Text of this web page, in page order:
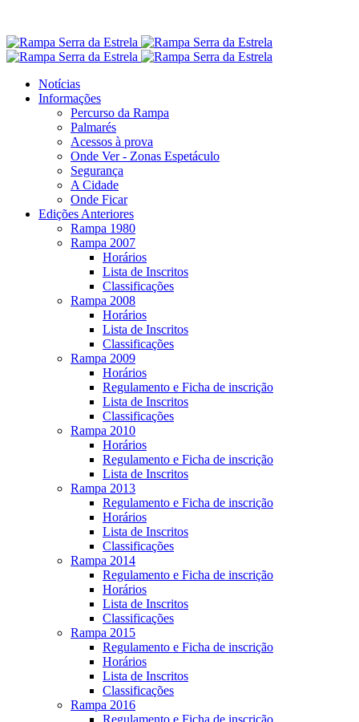
Notícias
Informações
Percurso da Rampa
Palmarés
Acessos à prova
Onde Ver - Zonas Espetáculo
Segurança
A Cidade
Onde Ficar
Edições Anteriores
Rampa 1980
Rampa 2007
Horários
Lista de Inscritos
Classificações
Rampa 2008
Horários
Lista de Inscritos
Classificações
Rampa 2009
Horários
Regulamento e Ficha de inscrição
Lista de Inscritos
Classificações
Rampa 2010
Horários
Regulamento e Ficha de inscrição
Lista de Inscritos
Rampa 2013
Regulamento e Ficha de inscrição
Horários
Lista de Inscritos
Classificações
Rampa 2014
Regulamento e Ficha de inscrição
Horários
Lista de Inscritos
Classificações
Rampa 2015
Regulamento e Ficha de inscrição
Horários
Lista de Inscritos
Classificações
Rampa 2016
Regulamento e Ficha de inscrição